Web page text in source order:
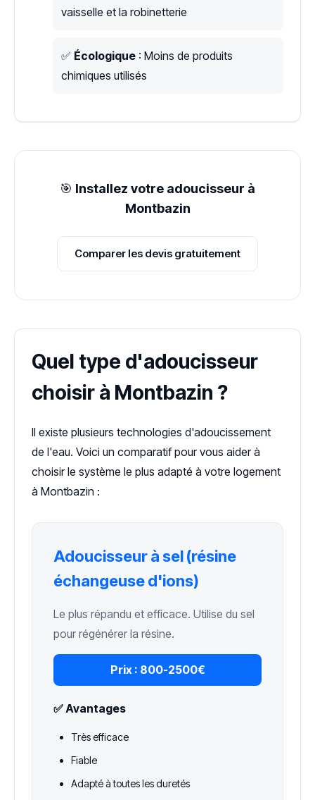
vaisselle et la robinetterie
✅ Écologique : Moins de produits
chimiques utilisés
🎯 Installez votre adoucisseur à
Montbazin
Comparer les devis gratuitement
Quel type d'adoucisseur
choisir à Montbazin ?
Il existe plusieurs technologies d'adoucissement
de l'eau. Voici un comparatif pour vous aider à
choisir le système le plus adapté à votre logement
à Montbazin :
Adoucisseur à sel (résine
échangeuse d'ions)
Le plus répandu et efficace. Utilise du sel
pour régénérer la résine.
Prix : 800-2500€
✅ Avantages
Très efficace
Fiable
Adapté à toutes les duretés